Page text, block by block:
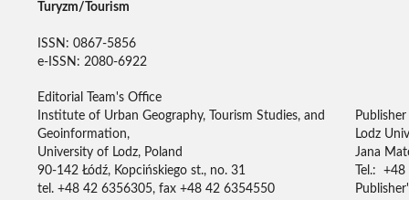
Turyzm/Tourism
ISSN: 0867-5856
e-ISSN: 2080-6922
Editorial Team's Office
Institute of Urban Geography, Tourism Studies, and
Geoinformation,
University of Lodz, Poland
90-142 Łódź, Kopcińskiego st., no. 31
tel. +48 42 6356305, fax +48 42 6354550
Publisher
Lodz
Jana
Tel.: